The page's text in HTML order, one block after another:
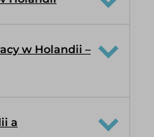
w Holandii –
a